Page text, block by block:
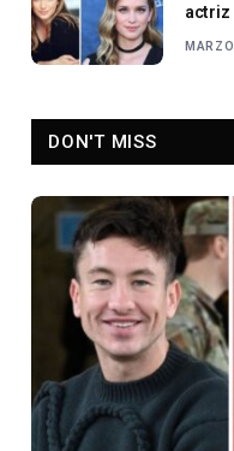
actriz
DON'T MISS